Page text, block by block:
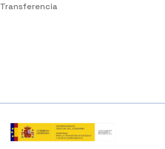
Transferencia